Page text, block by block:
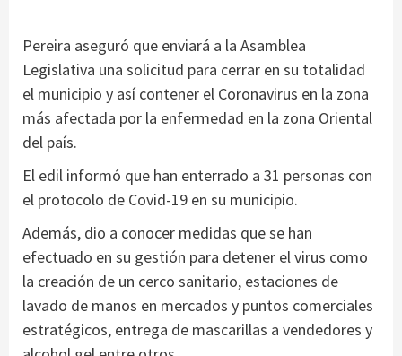
Pereira aseguró que enviará a la Asamblea
Legislativa una solicitud para cerrar en su totalidad
el municipio y así contener el Coronavirus en la zona
más afectada por la enfermedad en la zona Oriental
del país.
El edil informó que han enterrado a 31 personas con
el protocolo de Covid-19 en su municipio.
Además, dio a conocer medidas que se han
efectuado en su gestión para detener el virus como
la creación de un cerco sanitario, estaciones de
lavado de manos en mercados y puntos comerciales
estratégicos, entrega de mascarillas a vendedores y